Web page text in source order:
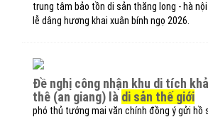
trung tâm bảo tồn di sản thăng long - hà
lễ dâng hương khai xuân bính ngọ 2026.
đề nghị công nhận khu di tích khảo cổ óc eo - ba
thê (an giang) là di sản thế giới
phó thủ tướng mai văn chính đồng ý gửi hồ